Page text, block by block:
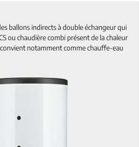
ballons indirects à double échangeur qui
ou chaudière combi présent de la chaleur
convient notamment comme chauffe-eau